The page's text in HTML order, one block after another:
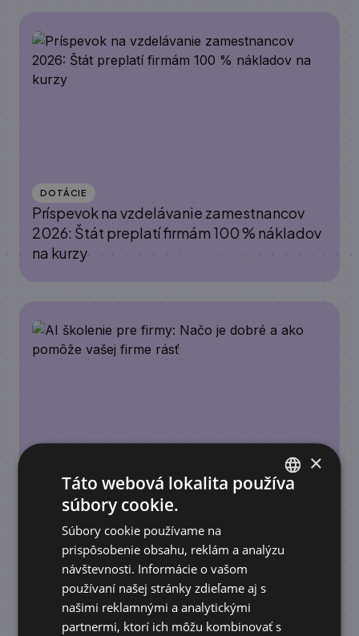
DOTÁCIE
Príspevok na vzdelávanie zamestnancov
2026: Štát preplatí firmám 100 % nákladov
na kurzy
ACADEMY
AI školenie pre firmy: Načo je dobré a ako
pomôže vašej firme rásť
×
Táto webová lokalita používa
súbory cookie.
Súbory cookie používame na
prispôsobenie obsahu, reklám a analýzu
návštevnosti. Informácie o vašom
používaní našej stránky zdieľame aj s
našimi reklamnými a analytickými
partnermi, ktorí ich môžu kombinovať s